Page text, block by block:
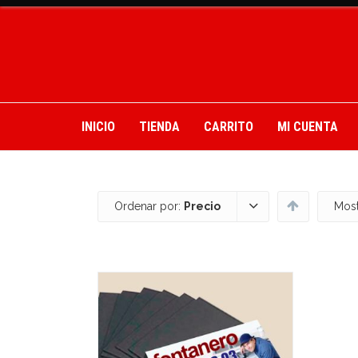
INICIO TIENDA CARRITO MI CUENTA
Ordenar por: Precio